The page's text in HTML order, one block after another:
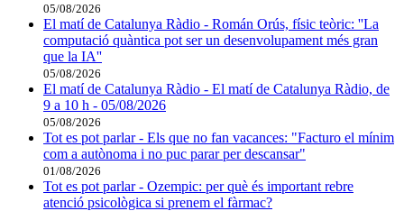
05/08/2026
El matí de Catalunya Ràdio - Román Orús, físic teòric: ''La
computació quàntica pot ser un desenvolupament més gran
que la IA''
05/08/2026
El matí de Catalunya Ràdio - El matí de Catalunya Ràdio, de
9 a 10 h - 05/08/2026
05/08/2026
Tot es pot parlar - Els que no fan vacances: "Facturo el mínim
com a autònoma i no puc parar per descansar"
01/08/2026
Tot es pot parlar - Ozempic: per què és important rebre
atenció psicològica si prenem el fàrmac?